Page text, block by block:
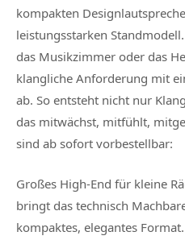
kompakten
leistungsstarken
das Musikzimmer oder das
klangliche Anforderung mit
ab. So entsteht nicht nur
das mitwächst, mitfühlt,
sind ab sofort vorbestellbar:
Großes High-End für kleine
bringt das technisch
kompaktes, elegantes